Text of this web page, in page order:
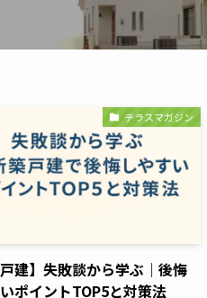
テラスマガジン
戸建】失敗談から学ぶ｜後悔
ポイントTOP5と対策法